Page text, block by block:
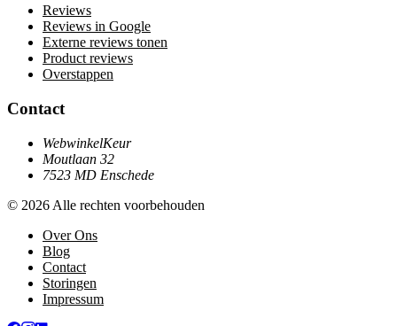
Reviews
Reviews in Google
Externe reviews tonen
Product reviews
Overstappen
Contact
WebwinkelKeur
Moutlaan 32
7523 MD Enschede
© 2026 Alle rechten voorbehouden
Over Ons
Blog
Contact
Storingen
Impressum